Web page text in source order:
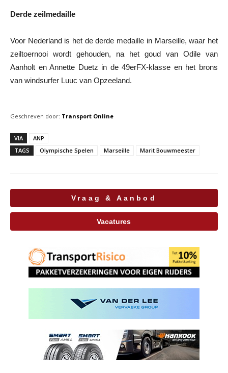
Derde zeilmedaille
Voor Nederland is het de derde medaille in Marseille, waar het
zeiltoernooi wordt gehouden, na het goud van Odile van
Aanholt en Annette Duetz in de 49erFX-klasse en het brons
van windsurfer Luuc van Opzeeland.
Geschreven door: Transport Online
VIA
ANP
TAGS
Olympische Spelen Marseille Marit Bouwmeester
Vraag & Aanbod
Vacatures